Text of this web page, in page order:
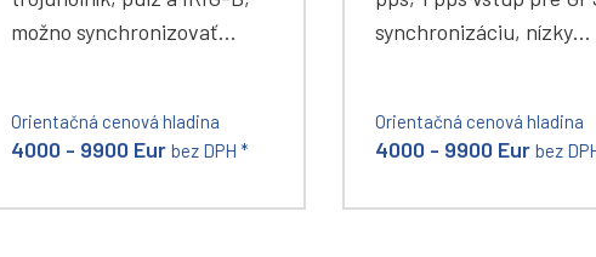
možno synchronizovať…
Orientačná cenová hladina
4000 - 9900 Eur bez DPH *
synchronizáciu, nízky…
Orientačná cenová hladina
4000 - 9900 Eur bez